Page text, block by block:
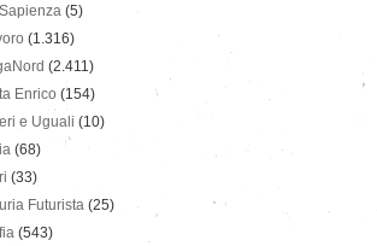
(5)
(1.316)
(2.411)
Enrico (154)
e Uguali (10)
(68)
(33)
Futurista (25)
(543)